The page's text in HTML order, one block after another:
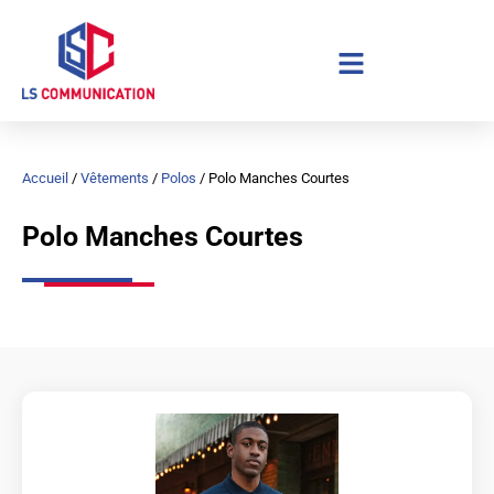
contenu
Accueil / Vêtements / Polos / Polo Manches Courtes
Polo Manches Courtes